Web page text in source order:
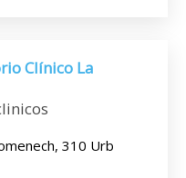
Clínico La
310 Urb